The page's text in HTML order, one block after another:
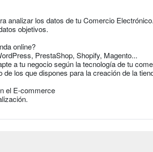
analizar los datos de tu Comercio Electrónico.
objetivos.
online?
PrestaShop, Shopify, Magento...
a tu negocio según la tecnología de tu
los que dispones para la creación de la
el E-commerce